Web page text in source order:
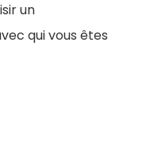
un
qui vous êtes